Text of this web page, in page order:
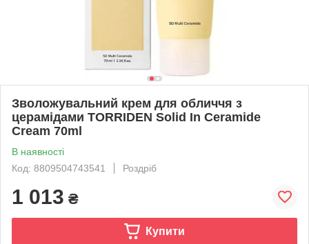
Зволожувальний крем для обличчя з
церамідами TORRIDEN Solid In Ceramide
Cream 70ml
В наявності
Код: 8809504743541
Роздріб
1 013 ₴
Купити